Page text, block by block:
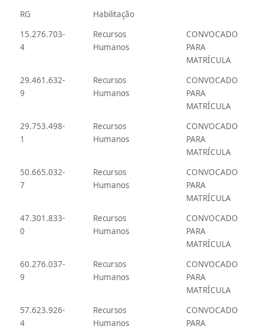
RG
Habilitação
15.276.703-
4
Recursos
Humanos
CONVOCADO
PARA
MATRÍCULA
29.461.632-
9
Recursos
Humanos
CONVOCADO
PARA
MATRÍCULA
29.753.498-
1
Recursos
Humanos
CONVOCADO
PARA
MATRÍCULA
50.665.032-
7
Recursos
Humanos
CONVOCADO
PARA
MATRÍCULA
47.301.833-
0
Recursos
Humanos
CONVOCADO
PARA
MATRÍCULA
60.276.037-
9
Recursos
Humanos
CONVOCADO
PARA
MATRÍCULA
57.623.926-
4
Recursos
Humanos
CONVOCADO
PARA